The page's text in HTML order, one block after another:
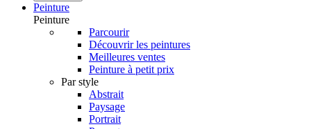
Peinture
Peinture
Parcourir
Découvrir les peintures
Meilleures ventes
Peinture à petit prix
Par style
Abstrait
Paysage
Portrait